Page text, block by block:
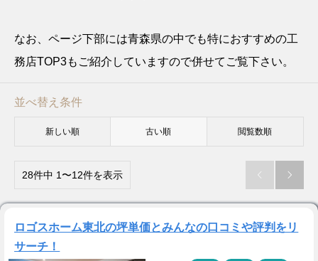
なお、ページ下部には青森県の中でも特におすすめの工
務店TOP3もご紹介していますので併せてご覧下さい。
並べ替え条件
新しい順 古い順 閲覧数順
28件中 1〜12件を表示  
ロゴスホーム東北の坪単価とみんなの口コミや評判をリ
サーチ！